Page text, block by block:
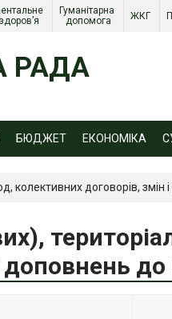
здоров’я
Гуманітарна
допомога
ЖКГ
РАДА
БЮДЖЕТ ЕКОНОМІКА
колективних договорів,
доповнень